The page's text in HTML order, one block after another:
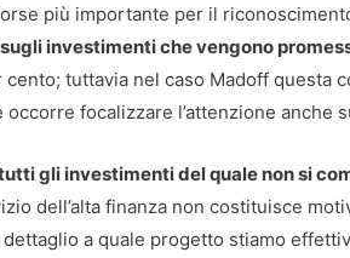
più importante per il
investimenti che vengono
tuttavia nel caso Madoff questa
focalizzare l’attenzione anche
gli investimenti del quale non si
dell’alta finanza non costituisce
a quale progetto stiamo